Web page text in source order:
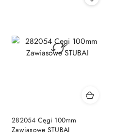
282054 Cęgi 100mm
Zawiasowe STUBAI